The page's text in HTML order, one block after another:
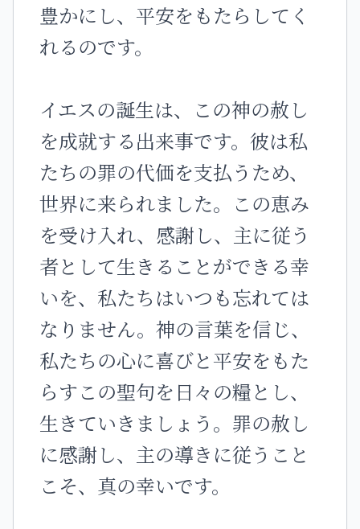
豊かにし、平安をもたらしてく
れるのです。
イエスの誕生は、この神の赦し
を成就する出来事です。彼は私
たちの罪の代価を支払うため、
世界に来られました。この恵み
を受け入れ、感謝し、主に従う
者として生きることができる幸
いを、私たちはいつも忘れては
なりません。神の言葉を信じ、
私たちの心に喜びと平安をもた
らすこの聖句を日々の糧とし、
生きていきましょう。罪の赦し
に感謝し、主の導きに従うこと
こそ、真の幸いです。